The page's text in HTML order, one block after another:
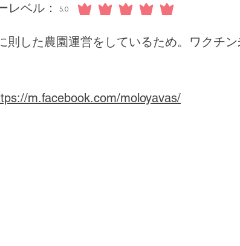
レベル： 5.0
平均評価 5 /5
則した農園運営をしているため。ワクチ
m.facebook.com/moloyavas/